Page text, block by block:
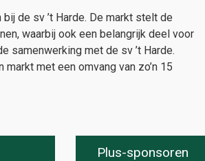
de sv ’t Harde. De markt stelt de
waarbij ook een belangrijk deel voor
samenwerking met de sv ’t Harde.
met een omvang van zo’n 15
Plus-sponsoren